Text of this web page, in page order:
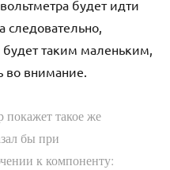
будет идти
следовательно,
таким маленьким,
во внимание.
такое же
бы при
к компоненту: